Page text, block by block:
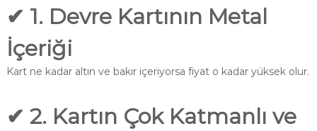
✔ 1. Devre Kartının Metal
İçeriği
Kart ne kadar altın ve bakır içeriyorsa fiyat o kadar yüksek olur.
✔ 2. Kartın Çok Katmanlı ve